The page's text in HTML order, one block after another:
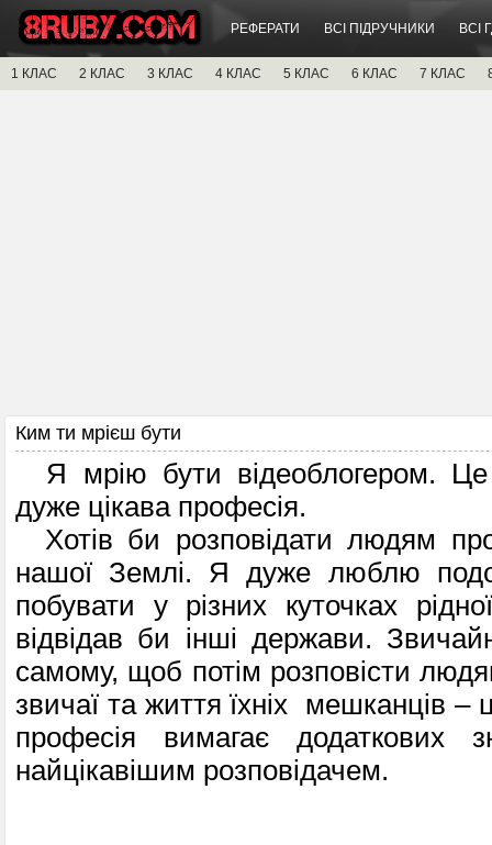
РЕФЕРАТИ ВСІ ПІДРУЧНИКИ ВСІ
1 КЛАС 2 КЛАС 3 КЛАС 4 КЛАС 5 КЛАС 6 КЛАС 7 КЛАС
Ким ти мрієш бути
Я мрію бути відеоблогером.
дуже цікава професія.
Хотів би розповідати людям
нашої Землі. Я дуже люблю
побувати у різних куточках
відвідав би інші держави.
самому, щоб потім розповісти
звичаї та життя їхніх мешканців
професія вимагає додаткових
найцікавішим розповідачем.